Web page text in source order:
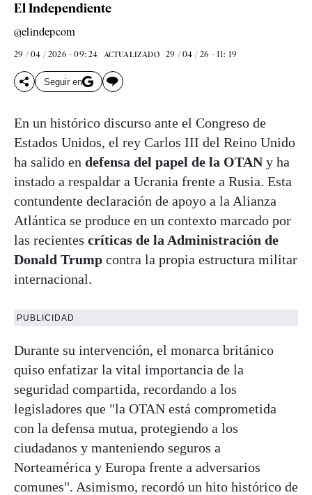
El Independiente
@elindepcom
29 / 04 / 2026 - 09: 24 ACTUALIZADO 29 / 04 / 26 - 11: 19
Seguir en
En un histórico discurso ante el Congreso de
Estados Unidos, el rey Carlos III del Reino Unido
ha salido en defensa del papel de la OTANy ha
instado a respaldar a Ucrania frente a Rusia. Esta
contundente declaración de apoyo a la Alianza
Atlántica se produce en un contexto marcado por
las recientes críticas de la Administración de
Donald Trump contra la propia estructura militar
internacional.
PUBLICIDAD
Durante su intervención, el monarca británico
quiso enfatizar la vital importancia de la
seguridad compartida, recordando a los
legisladores que "la OTAN está comprometida
con la defensa mutua, protegiendo a los
ciudadanos y manteniendo seguros a
Norteamérica y Europa frente a adversarios
comunes". Asimismo, recordó un hito histórico de